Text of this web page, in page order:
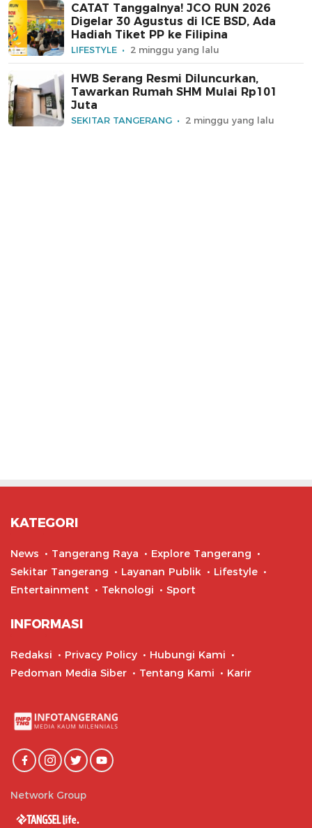
CATAT Tanggalnya! JCO RUN 2026
Digelar 30 Agustus di ICE BSD, Ada
Hadiah Tiket PP ke Filipina
LIFESTYLE 2 minggu yang lalu
HWB Serang Resmi Diluncurkan,
Tawarkan Rumah SHM Mulai Rp101
Juta
SEKITAR TANGERANG 2 minggu yang lalu
KATEGORI
News Tangerang Raya
Explore Tangerang
Sekitar Tangerang
Layanan Publik
Lifestyle
Entertainment
Teknologi Sport
INFORMASI
Redaksi Privacy Policy
Hubungi Kami
Pedoman Media Siber
Tentang Kami Karir
Network Group